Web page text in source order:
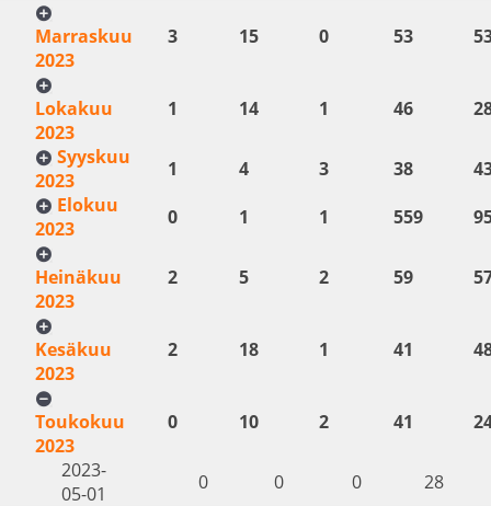
Marraskuu
2023
3 15 0 53
Lokakuu
2023
1 14 1 46
Syyskuu
2023
1 4 3 38
Elokuu
2023
0 1 1 559
Heinäkuu
2023
2 5 2 59
Kesäkuu
2023
2 18 1 41
Toukokuu
2023
0 10 2 41
2023-
05-01
0 0 0
28